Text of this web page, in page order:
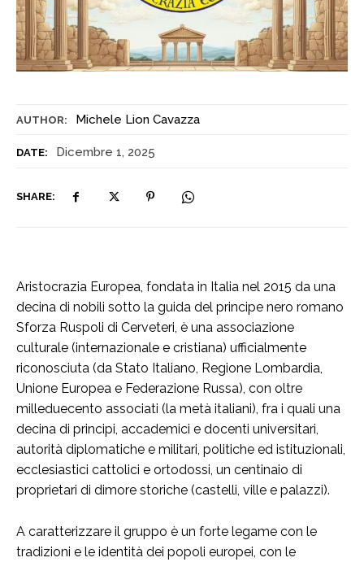
AUTHOR: Michele Lion Cavazza
DATE: Dicembre 1, 2025
SHARE:
Aristocrazia Europea, fondata in Italia nel 2015 da una
decina di nobili sotto la guida del principe nero romano
Sforza Ruspoli di Cerveteri, è una associazione
culturale (internazionale e cristiana) ufficialmente
riconosciuta (da Stato Italiano, Regione Lombardia,
Unione Europea e Federazione Russa), con oltre
milleduecento associati (la metà italiani), fra i quali una
decina di principi, accademici e docenti universitari,
autorità diplomatiche e militari, politiche ed istituzionali,
ecclesiastici cattolici e ortodossi, un centinaio di
proprietari di dimore storiche (castelli, ville e palazzi).
A caratterizzare il gruppo è un forte legame con le
tradizioni e le identità dei popoli europei, con le